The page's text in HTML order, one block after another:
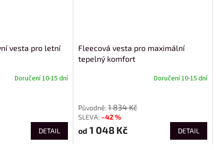
vesta pro letní
Doručení 10-15 dní
DETAIL
Fleecová vesta pro maximální
tepelný komfort
Doručení 10-15 dní
1 834 Kč
–42 %
od 1 048 Kč DETAIL